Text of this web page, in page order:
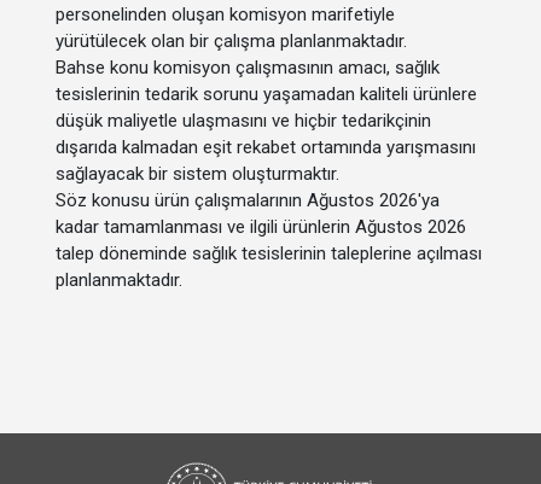
personelinden oluşan komisyon marifetiyle
yürütülecek olan bir çalışma planlanmaktadır.
Bahse konu komisyon çalışmasının amacı, sağlık
tesislerinin tedarik sorunu yaşamadan kaliteli ürünlere
düşük maliyetle ulaşmasını ve hiçbir tedarikçinin
dışarıda kalmadan eşit rekabet ortamında yarışmasını
sağlayacak bir sistem oluşturmaktır.
Söz konusu ürün çalışmalarının Ağustos 2026'ya
kadar tamamlanması ve ilgili ürünlerin Ağustos 2026
talep döneminde sağlık tesislerinin taleplerine açılması
planlanmaktadır.